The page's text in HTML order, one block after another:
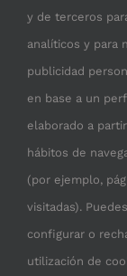
y de terceros
analíticos y para
publicidad
en base a un
elaborado a
hábitos de
(por ejemplo,
visitadas). Puedes
configurar o
utilización de